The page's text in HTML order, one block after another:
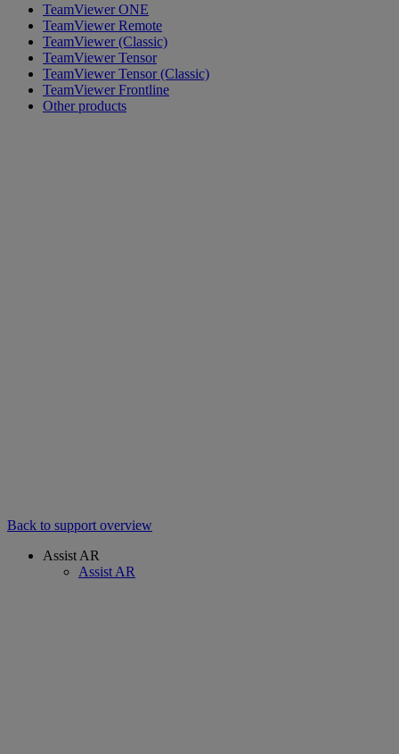
TeamViewer ONE
TeamViewer Remote
TeamViewer (Classic)
TeamViewer Tensor
TeamViewer Tensor (Classic)
TeamViewer Frontline
Other products
Back to support overview
Assist AR
Assist AR